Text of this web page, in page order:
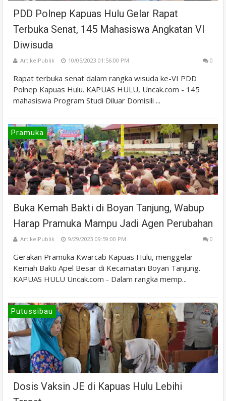
PDD Polnep Kapuas Hulu Gelar Rapat
Terbuka Senat, 145 Mahasiswa Angkatan VI
Diwisuda
ArtikelPublik 10/05/2023 01:56:00 PM 0
Rapat terbuka senat dalam rangka wisuda ke-VI PDD
Polnep Kapuas Hulu. KAPUAS HULU, Uncak.com - 145
mahasiswa Program Studi Diluar Domisili ...
Pramuka
Buka Kemah Bakti di Boyan Tanjung, Wabup
Harap Pramuka Mampu Jadi Agen Perubahan
ArtikelPublik 9/29/2023 09:59:00 PM 0
Gerakan Pramuka Kwarcab Kapuas Hulu, menggelar
Kemah Bakti Apel Besar di Kecamatan Boyan Tanjung.
KAPUAS HULU Uncak.com - Dalam rangka memp...
Putussibau
Dosis Vaksin JE di Kapuas Hulu Lebihi